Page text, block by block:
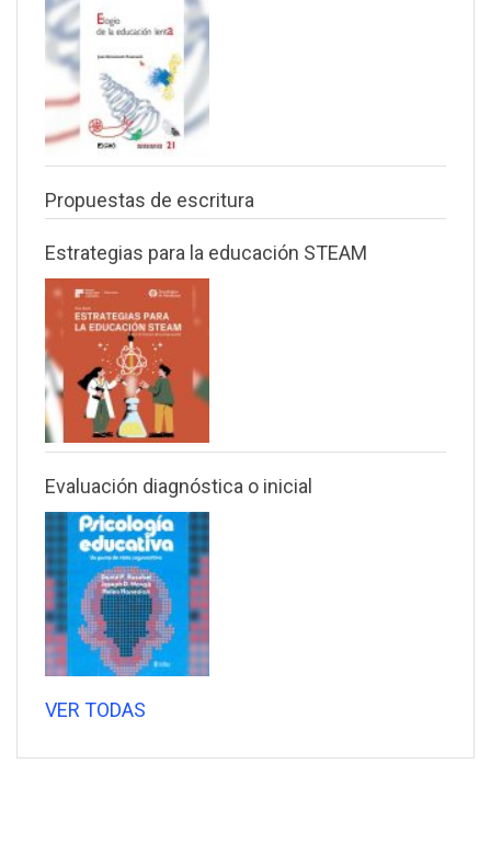
Propuestas de escritura
Estrategias para la educación STEAM
Evaluación diagnóstica o inicial
VER TODAS